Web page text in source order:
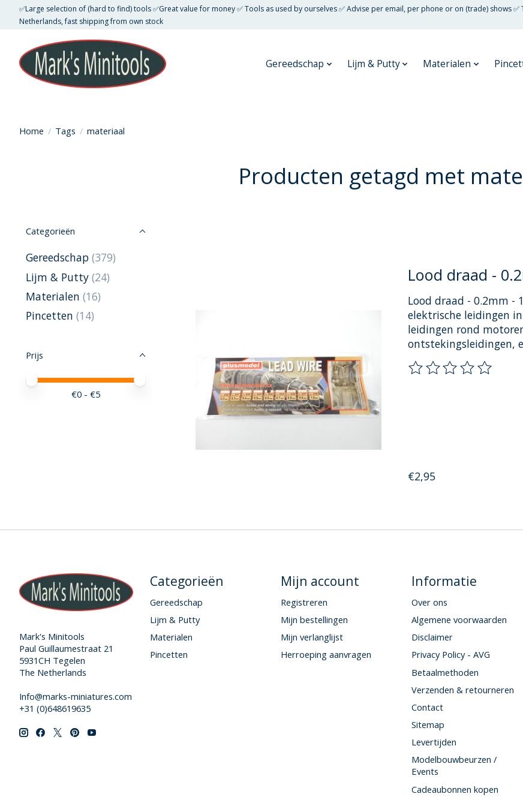
✅Large selection of (hard to find) tools ✅Great value for money ✅ Tools as used by ourselves ✅ Advise per email, per phone or on (trade) shows ✅
Netherlands, fast shipping from own stock
Gereedschap Lijm & Putty Materialen
Home / Tags / materiaal
Producten getagd met
Categorieën
Gereedschap (379)
Lijm & Putty (24)
Materialen (16)
Pincetten (14)
Prijs
Minimale prijswaarde
Price maximum value
€0 - €5
Lood draad -
Lood draad - 0.2mm -
elektrische leidingen
leidingen rond
ontstekingsleidingen,
De beoordeling van dit
€2,95
Mark's Minitools
Paul Guillaumestraat 21
5931CH Tegelen
The Netherlands
Info@marks-miniatures.com
+31 (0)648619635
Categorieën
Gereedschap
Lijm & Putty
Materialen
Pincetten
Mijn account
Registreren
Mijn bestellingen
Mijn verlanglijst
Herroeping aanvragen
Informatie
Over ons
Algemene voorwaarden
Disclaimer
Privacy Policy - AVG
Betaalmethoden
Verzenden & retourneren
Contact
Sitemap
Levertijden
Modelbouwbeurzen /
Events
Cadeaubonnen kopen